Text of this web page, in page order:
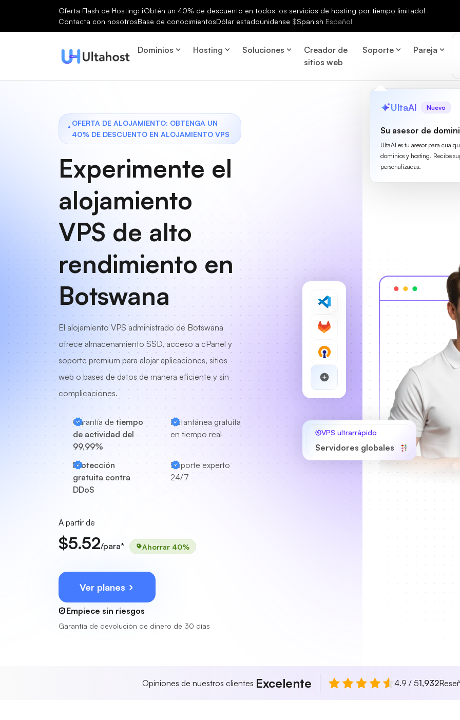
Oferta Flash de Hosting: ¡Obtén un 40% de descuento en todos los servicios de hosting por tiempo limitado!
Contacta con nosotrosBase de conocimientosDólar estadounidense $Spanish Español
Dominios Hosting Soluciones
Creador de
sitios web
Soporte Pareja
UltaAI Nuevo
Su asesor de
UltaAI es tu asesor para
dominios y hosting. Recibe
personalizadas.
OFERTA DE ALOJAMIENTO: OBTENGA UN
40% DE DESCUENTO EN ALOJAMIENTO VPS
Experimente el
alojamiento
VPS de alto
rendimiento en
Botswana
El alojamiento VPS administrado de Botswana
ofrece almacenamiento SSD, acceso a cPanel y
soporte premium para alojar aplicaciones, sitios
web o bases de datos de manera eficiente y sin
complicaciones.
Garantía de tiempo
de actividad del
99,99%
Instantánea gratuita
en tiempo real
Protección
gratuita contra
DDoS
Soporte experto
24/7
A partir de
$5.52/para* Ahorrar 40%
Ver planes
Empiece sin riesgos
Garantía de devolución de dinero de 30 días
VPS ultrarrápido
Servidores globales
Opiniones de nuestros clientes Excelente 4.9 / 51,932